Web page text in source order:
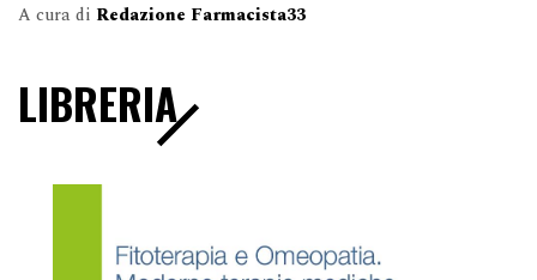
A cura di Redazione Farmacista33
LIBRERIA